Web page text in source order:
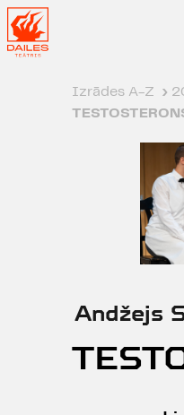
Izrādes A-Z ›
Andžejs